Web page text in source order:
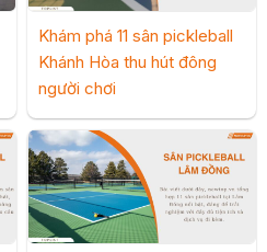
Khám phá 11 sân pickleball
Khánh Hòa thu hút đông
người chơi